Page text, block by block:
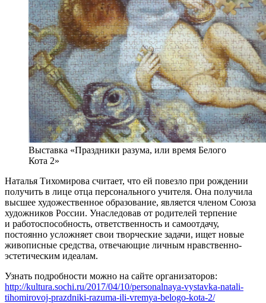
Выставка «Праздники разума, или время Белого
Кота 2»
Наталья Тихомирова считает, что ей повезло при рождении
получить в лице отца персонального учителя. Она получила
высшее художественное образование, является членом Союза
художников России. Унаследовав от родителей терпение
и работоспособность, ответственность и самоотдачу,
постоянно усложняет свои творческие задачи, ищет новые
живописные средства, отвечающие личным нравственно-
эстетическим идеалам.
Узнать подробности можно на сайте организаторов:
http://kultura.sochi.ru/2017/04/10/personalnaya-vystavka-natali-
tihomirovoj-prazdniki-razuma-ili-vremya-belogo-kota-2/